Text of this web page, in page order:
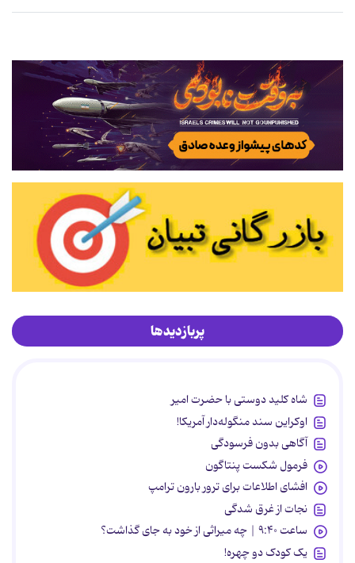
پربازدیدها
شاه کلید دوستی با حضرت امیر
اوکراین سند منگوله‌دار آمریکا!
آگاهی بدون فرسودگی
فرمول شکست پنتاگون
افشای اطلاعات برای ترور بارون ترامپ
نجات از غرق شدگی
ساعت ۹:۴۰ | چه میراثی از خود به جای گذاشت؟
یک کودک دو چهره!